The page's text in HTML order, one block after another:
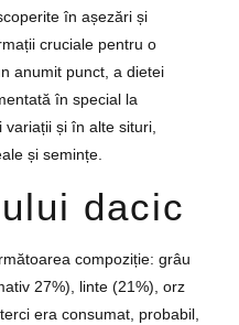
în așezări și
cruciale pentru o
anumit punct, a dietei
în special la
și în alte situri,
și semințe.
dacic
compoziție: grâu
27%), linte (21%), orz
era consumat, probabil,